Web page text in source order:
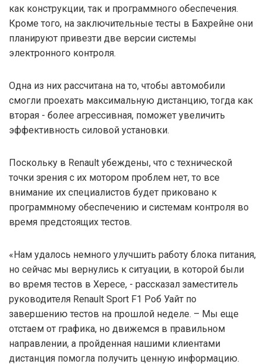
как конструкции, так и программного обеспечения.
Кроме того, на заключительные тесты в Бахрейне они
планируют привезти две версии системы
электронного контроля.
Одна из них рассчитана на то, чтобы автомобили
смогли проехать максимальную дистанцию, тогда как
вторая - более агрессивная, поможет увеличить
эффективность силовой установки.
Поскольку в Renault убеждены, что с технической
точки зрения с их мотором проблем нет, то все
внимание их специалистов будет приковано к
программному обеспечению и системам контроля во
время предстоящих тестов.
«Нам удалось немного улучшить работу блока питания,
но сейчас мы вернулись к ситуации, в которой были
во время тестов в Хересе, - рассказал заместитель
руководителя Renault Sport F1 Роб Уайт по
завершению тестов на прошлой неделе. – Мы еще
отстаем от графика, но движемся в правильном
направлении, а пройденная нашими клиентами
дистанция помогла получить ценную информацию.